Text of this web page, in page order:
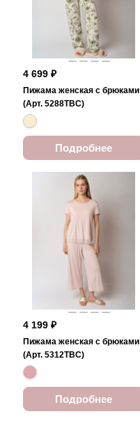
4 699 ₽
Пижама женская с брюками
(Арт. 5288TBC)
Подробнее
4 199 ₽
Пижама женская с брюками
(Арт. 5312TBC)
Подробнее